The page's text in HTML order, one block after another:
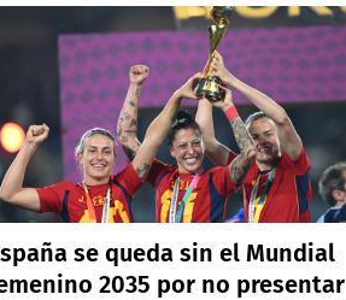
se queda sin el Mundial
2035 por no presentar